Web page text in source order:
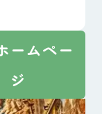
ームペー
ジ